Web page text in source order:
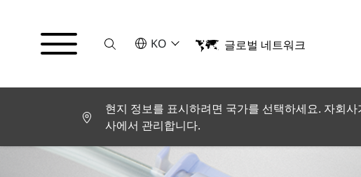
Suche언어를 선택해주세요
KO
English
Español
Français
Italiano
Türkçe
日本語
한국어
글로벌 네트워크
현지 정보를 표시하려면 국가를 선택하세요. 자회
사에서 관리합니다.